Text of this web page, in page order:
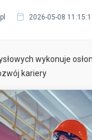
2026-05-08
wykonuje
kariery